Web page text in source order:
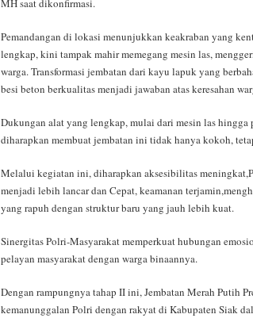
MH saat dikonfirmasi.
Pemandangan di lokasi menunjukkan keakraban yang
lengkap, kini tampak mahir memegang mesin las,
warga. Transformasi jembatan dari kayu lapuk yang
besi beton berkualitas menjadi jawaban atas keresahan
Dukungan alat yang lengkap, mulai dari mesin las hingga
diharapkan membuat jembatan ini tidak hanya kokoh,
Melalui kegiatan ini, diharapkan aksesibilitas
menjadi lebih lancar dan Cepat, keamanan
yang rapuh dengan struktur baru yang jauh lebih kuat.
Sinergitas Polri-Masyarakat memperkuat hubungan
pelayan masyarakat dengan warga binaannya.
Dengan rampungnya tahap II ini, Jembatan Merah Putih
kemanunggalan Polri dengan rakyat di Kabupaten Siak